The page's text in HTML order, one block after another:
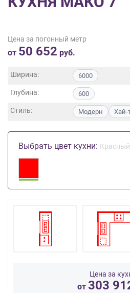
Цена за погонный метр
от 50 652 руб.
Ширина: 6000
Глубина: 600
Стиль: Модерн Хай-
Выбрать цвет кухни: Красный
Цена за
от 303
данных ,
Согласие
обработку
данных
порядке
условиях
персональных